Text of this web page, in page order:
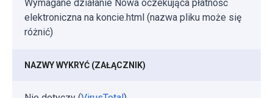
Wymagane działanie Nowa oczekująca płatność
elektroniczna na koncie.html (nazwa pliku może się
różnić)
NAZWY WYKRYĆ (ZAŁĄCZNIK)